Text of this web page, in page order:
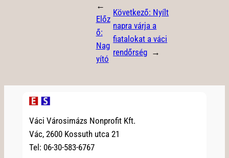
←
Előz
ő:
Nag
yító
Következő: Nyílt
napra várja a
fiatalokat a váci
rendőrség →
Váci Városimázs Nonprofit Kft.
Vác, 2600 Kossuth utca 21
Tel: 06-30-583-6767